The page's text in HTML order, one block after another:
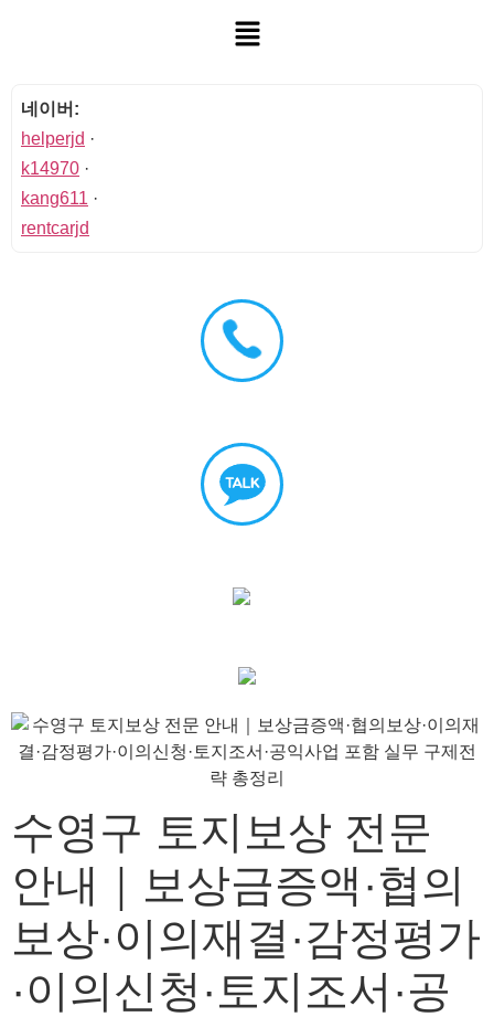
네이버:
helperjd ·
k14970 ·
kang611 ·
rentcarjd
수영구 토지보상 전문
안내｜보상금증액·협의
보상·이의재결·감정평가
·이의신청·토지조서·공